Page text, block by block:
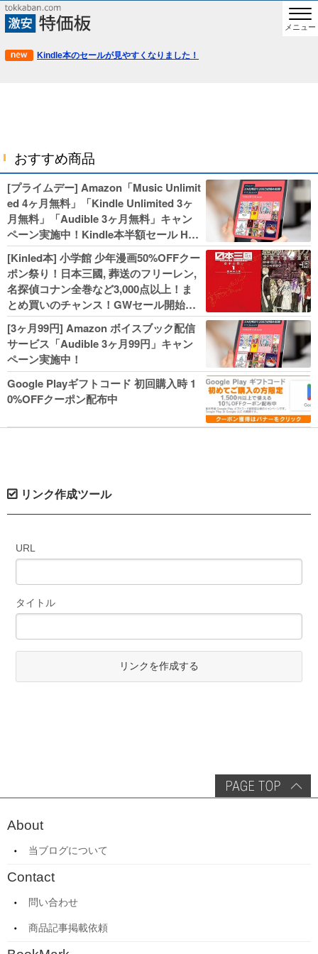
メニュー
Kindle本のセールが見やすくなりました！
おすすめ商品
[プライムデー] Amazon「Music Unlimit
ed 4ヶ月無料」「Kindle Unlimited 3ヶ
月無料」「Audible 3ヶ月無料」キャン
ペーン実施中！Kindle本半額セール HU
NTER×HUNTERなど集英社、無職転生,
幼女戦記などKADOKAWA、キャプテン
翼100円セールも！
[Kinled本] 小学館 少年漫画50%OFFクー
ポン祭り！日本三國, 葬送のフリーレン,
名探偵コナン全巻など3,000点以上！ま
とめ買いのチャンス！GWセール開始！
人気コミック多数 カドカワ祭やIT関連本
がセールに！
[3ヶ月99円] Amazon ボイスブック配信
サービス「Audible 3ヶ月99円」キャン
ペーン実施中！
Google Playギフトコード 初回購入時 1
0%OFFクーポン配布中
リンク作成ツール
URL
タイトル
リンクを作成する
About
当ブログについて
Contact
問い合わせ
商品記事掲載依頼